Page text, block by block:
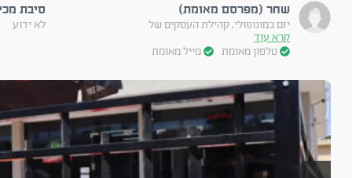
שחר (מפרסם מאומת)
יזם במונופולי, קהילת העסקים של
קרא עוד
טלפון מאומת
מייל מאומת
סיבת
לא ידוע